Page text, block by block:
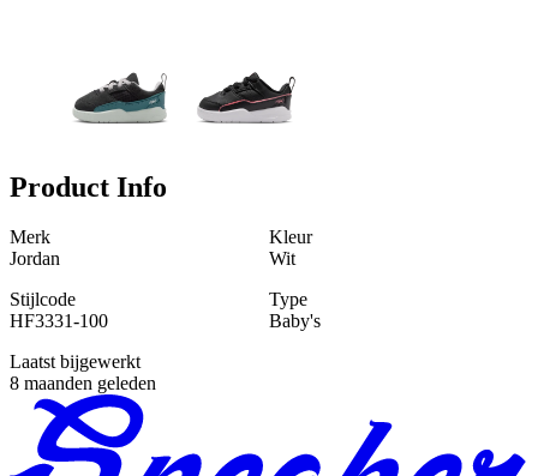
Product Info
Merk
Jordan
Kleur
Wit
Stijlcode
HF3331-100
Type
Baby's
Laatst bijgewerkt
8 maanden geleden